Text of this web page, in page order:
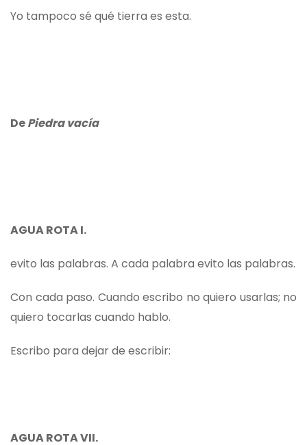
Yo tampoco sé qué tierra es esta.
DePiedra vacía
AGUA ROTA I.
evito las palabras. A cada palabra evito las palabras.
Con cada paso. Cuando escribo no quiero usarlas; no
quiero tocarlas cuando hablo.
Escribo para dejar de escribir:
AGUA ROTA VII.